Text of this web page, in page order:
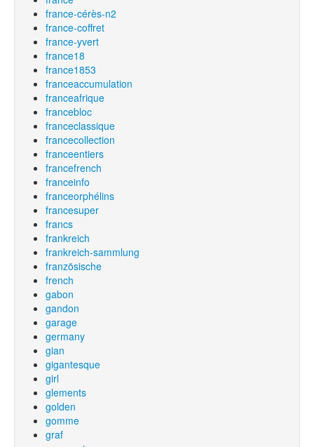
france-cérès-n2
france-coffret
france-yvert
france18
france1853
franceaccumulation
franceafrique
francebloc
franceclassique
francecollection
franceentiers
francefrench
franceinfo
franceorphélins
francesuper
francs
frankreich
frankreich-sammlung
französische
french
gabon
gandon
garage
germany
gian
gigantesque
girl
glements
golden
gomme
graf